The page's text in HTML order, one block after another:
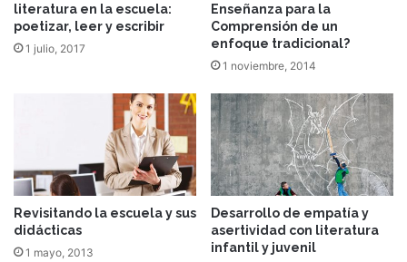
literatura en la escuela:
poetizar, leer y escribir
1 julio, 2017
Enseñanza para la
Comprensión de un
enfoque tradicional?
1 noviembre, 2014
Revisitando la escuela y sus
didácticas
1 mayo, 2013
Desarrollo de empatía y
asertividad con literatura
infantil y juvenil